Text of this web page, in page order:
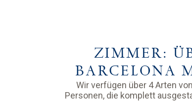
ZIMMER:
BARCELONA
Wir verfügen über 4 Arten
Personen, die komplett